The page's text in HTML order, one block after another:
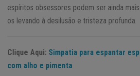
espíritos obsessores podem ser ainda
os levando à desilusão e tristeza profunda.
Clique Aqui: Simpatia para espantar
com alho e pimenta